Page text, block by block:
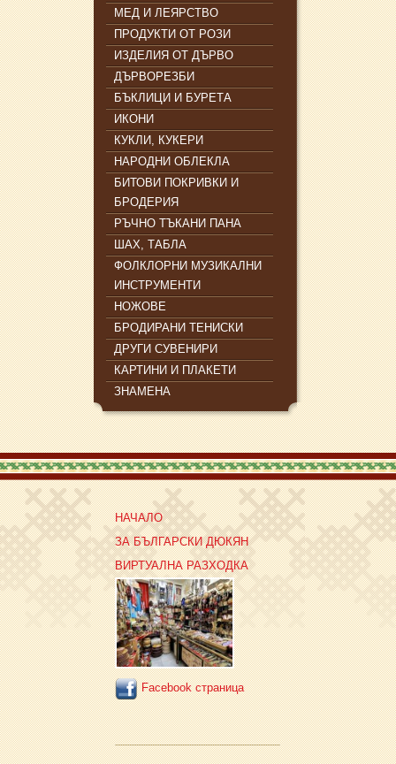
МЕД И ЛЕЯРСТВО
ПРОДУКТИ ОТ РОЗИ
ИЗДЕЛИЯ ОТ ДЪРВО
ДЪРВОРЕЗБИ
БЪКЛИЦИ И БУРЕТА
ИКОНИ
КУКЛИ, КУКЕРИ
НАРОДНИ ОБЛЕКЛА
БИТОВИ ПОКРИВКИ И
БРОДЕРИЯ
РЪЧНО ТЪКАНИ ПАНА
ШАХ, ТАБЛА
ФОЛКЛОРНИ МУЗИКАЛНИ
ИНСТРУМЕНТИ
НОЖОВЕ
БРОДИРАНИ ТЕНИСКИ
ДРУГИ СУВЕНИРИ
КАРТИНИ И ПЛАКЕТИ
ЗНАМЕНА
НАЧАЛО
ЗА БЪЛГАРСКИ ДЮКЯН
ВИРТУАЛНА РАЗХОДКА
Facebook страница